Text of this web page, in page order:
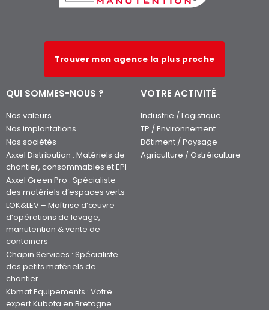
Trouver mon agence la plus proche
QUI SOMMES-NOUS ?
Nos valeurs
Nos implantations
Nos sociétés
Axxel Distribution : Matériels de
chantier, consommables et EPI
Axxel Green Pro : Spécialiste
des matériels d’espaces verts
LOK&LEV – Maîtrise d’œuvre
d’opérations de levage,
manutention & vente de
containers
Chapin Services : Spécialiste
des petits matériels de
chantier
Kbmat Equipements : Votre
expert Kubota en Bretagne
VOTRE ACTIVITÉ
Industrie / Logistique
TP / Environnement
Bâtiment / Paysage
Agriculture / Ostréiculture